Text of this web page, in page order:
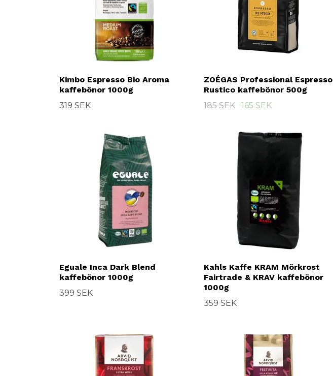
Kimbo Espresso Bio Aroma
kaffebönor 1000g
319 SEK
ZOÉGAS Professional Espresso
Rustico kaffebönor 500g
185 SEK
165 SEK
Eguale Inca Dark Blend
kaffebönor 1000g
399 SEK
Kahls Kaffe KRAM Mörkrost
Fairtrade & KRAV kaffebönor
1000g
359 SEK